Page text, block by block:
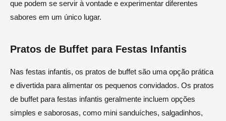
que podem se servir à vontade e experimentar diferentes
sabores em um único lugar.
Pratos de Buffet para Festas Infantis
Nas festas infantis, os pratos de buffet são uma opção prática
e divertida para alimentar os pequenos convidados. Os pratos
de buffet para festas infantis geralmente incluem opções
simples e saborosas, como mini sanduíches, salgadinhos,